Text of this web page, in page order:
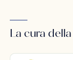
La cura